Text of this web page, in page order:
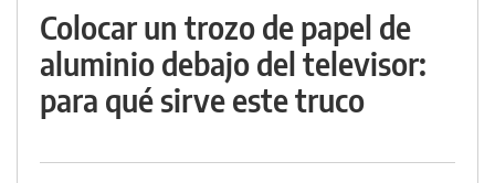
Colocar un trozo de papel de
aluminio debajo del televisor:
para qué sirve este truco